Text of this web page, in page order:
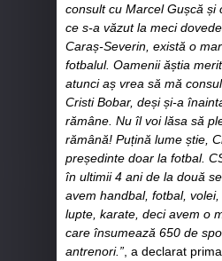
consult cu Marcel Gușcă și
ce s-a văzut la meci
Caraș-Severin, există o
fotbalul. Oamenii ăștia
atunci aș vrea să mă
Cristi Bobar, deși și-a
rămâne. Nu îl voi lăsa să
rămână! Puțină lume știe,
președinte doar la fotbal.
în ultimii 4 ani de la două
avem handbal, fotbal, volei,
lupte, karate, deci avem o
care însumează 650 de
antrenori.” , a declarat